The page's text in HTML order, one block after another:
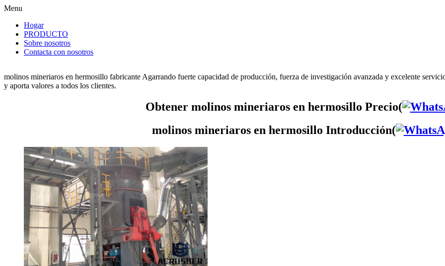
Menu
Hogar
PRODUCTO
Sobre nosotros
Contacta con nosotros
molinos mineriaros en hermosillo fabricante Agarrando fuerte capacidad de producción, fuerza de investigación avanzada y excelente
y aporta valores a todos los clientes.
Obtener molinos mineriaros en hermosillo Precio(
molinos mineriaros en hermosillo Introducción(